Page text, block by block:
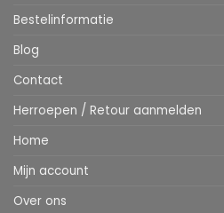
Bestelinformatie
Blog
Contact
Herroepen / Retour aanmelden
Home
Mijn account
Over ons